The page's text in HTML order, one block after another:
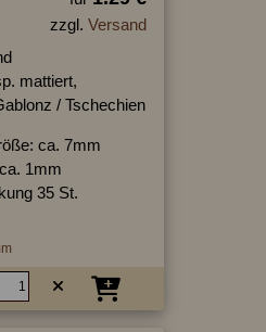
zzgl. Versand
mattiert,
/ Tschechien
ca. 7mm
1mm
35 St.